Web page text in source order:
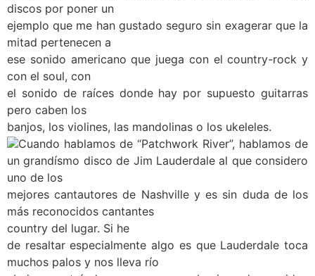
discos por poner un
ejemplo que me han gustado seguro sin exagerar que la
mitad pertenecen a
ese sonido americano que juega con el country-rock y
con el soul, con
el sonido de raíces donde hay por supuesto guitarras
pero caben los
banjos, los violines, las mandolinas o los ukeleles.
Cuando hablamos de “Patchwork River”, hablamos de
un grandísmo disco de Jim Lauderdale al que considero
uno de los
mejores cantautores de Nashville y es sin duda de los
más reconocidos cantantes
country del lugar. Si he
de resaltar especialmente algo es que Lauderdale toca
muchos palos y nos lleva río